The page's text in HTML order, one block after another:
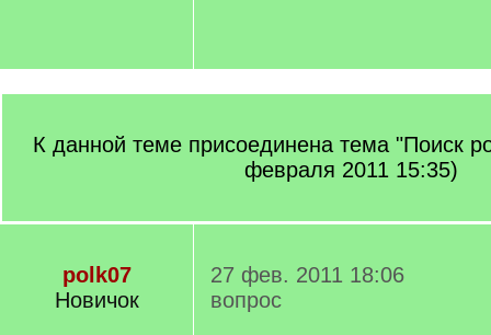
К данной теме присоединена тема "Поиск
февраля 2011 15:35)
polk07
Новичок
27 фев. 2011 18:06
вопрос